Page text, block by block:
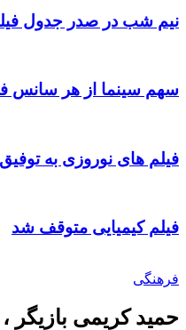
نیم شب در صدر جدول
سهم سینما از هر سانس فقط ۵
فیلم های نوروزی به
فیلم کیمیایی متوقف شد
فرهنگی
حمید کریمی